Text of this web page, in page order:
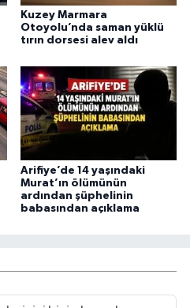
Kuzey Marmara
Otoyolu’nda saman yüklü
tırın dorsesi alev aldı
Arifiye’de 14 yaşındaki
Murat’ın ölümünün
ardından şüphelinin
babasından açıklama